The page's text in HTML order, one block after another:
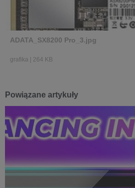
ADATA_SX8200 Pro_3.jpg
grafika | 264 KB
Powiązane artykuły